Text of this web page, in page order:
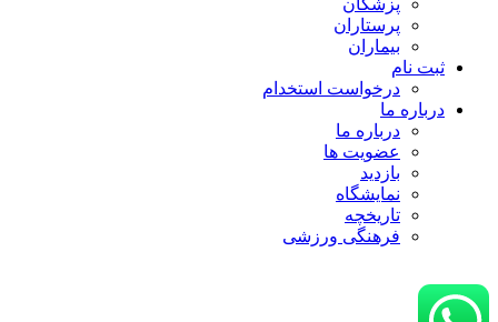
پزشكان
پرستاران
بيماران
نام
درخواست استخدام
ما
درباره ما
عضویت ها
نمایشگاه
تاريخچه
فرهنگی ورزشی